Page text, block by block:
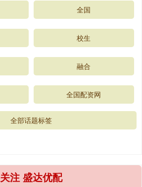
全国
校生
融合
全国配资网
全部话题标签
关注 盛达优配